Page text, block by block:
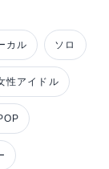
カル ソロ
性アイドル